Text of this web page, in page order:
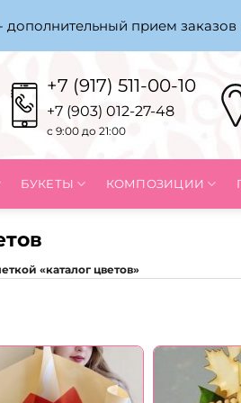
- дополнительный прием заказов
+7 (917) 511-00-10
+7 (903) 012-27-48
с 9:00 до 21:00
БУКЕТЫ КОМПОЗИЦИИ
«каталог цветов»